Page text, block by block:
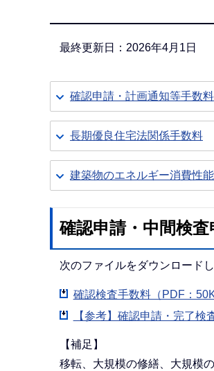
最終更新日：2026年4月1日
確認申請・計画通知等手数料
長期優良住宅法関係手数料
建築物のエネルギー消費性
確認申請・中間検
次のファイルをダウンロードし
確認検査手数料（PDF：
【参考】確認申請・完了検
【補足】
移転、大規模の修繕、大規模